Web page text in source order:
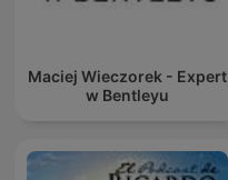
Maciej Wieczorek - Expert
w Bentleyu